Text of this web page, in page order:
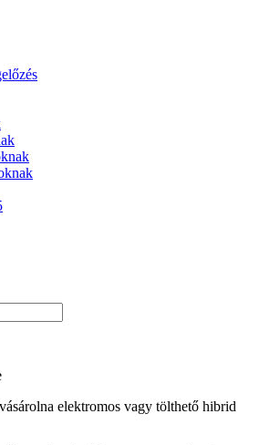
elektromos vagy tölthető hibrid